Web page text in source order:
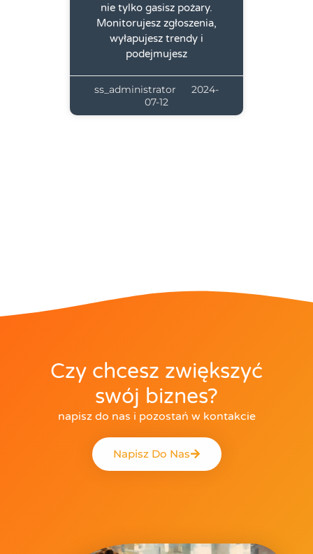
nie tylko gasisz pożary.
Monitorujesz zgłoszenia,
wyłapujesz trendy i
podejmujesz
ss_administrator
2024-
07-12
Czy chcesz zwiększyć
swój biznes?
napisz do nas i pozostań w kontakcie
Napisz Do Nas